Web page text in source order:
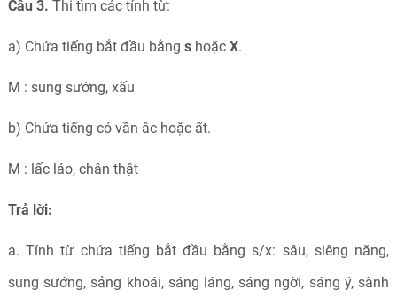
Câu 3. Thi tìm các tính từ:
a) Chứa tiếng bắt đầu bằng shoặc X.
M : sung sướng, xấu
b) Chứa tiếng có vần âc hoặc ất.
M : lấc láo, chân thật
Trả lời:
a. Tính từ chứa tiếng bắt đầu bằng s/x: sâu, siêng năng,
sung sướng, sảng khoái, sáng láng, sáng ngời, sáng ý, sành